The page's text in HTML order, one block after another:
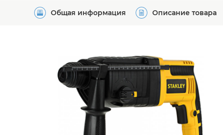
Общая информация Описание товара